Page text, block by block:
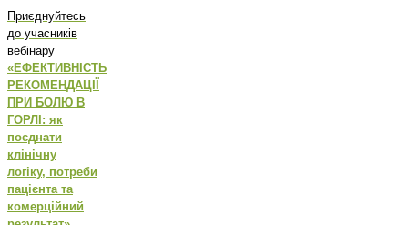
Приєднуйтесь
до учасників
вебінару
«ЕФЕКТИВНІСТЬ
РЕКОМЕНДАЦІЇ
ПРИ БОЛЮ В
ГОРЛІ: як
поєднати
клінічну
логіку, потреби
пацієнта та
комерційний